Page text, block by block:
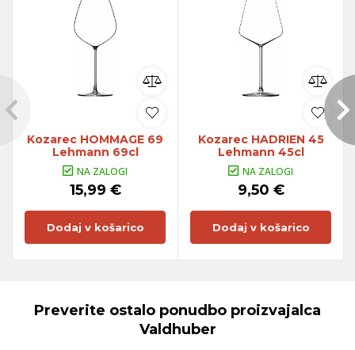
Kozarec HOMMAGE 69
Lehmann 69cl
NA ZALOGI
15,99 €
Dodaj v košarico
Kozarec HADRIEN 45
Lehmann 45cl
NA ZALOGI
9,50 €
Dodaj v košarico
Preverite ostalo ponudbo proizvajalca
Valdhuber